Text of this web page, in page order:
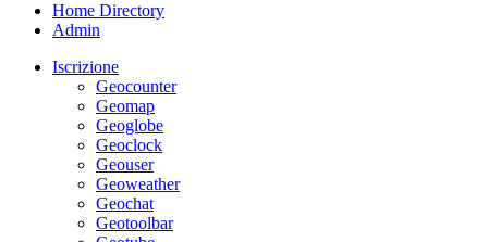
Home Directory
Admin
Iscrizione
Geocounter
Geomap
Geoglobe
Geoclock
Geouser
Geoweather
Geochat
Geotoolbar